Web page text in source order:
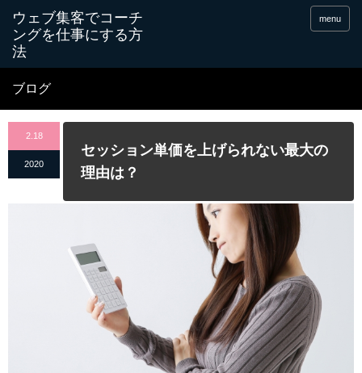
menu
ブログ
2.18
2020
セッション単価を上げられない最大の
理由は？